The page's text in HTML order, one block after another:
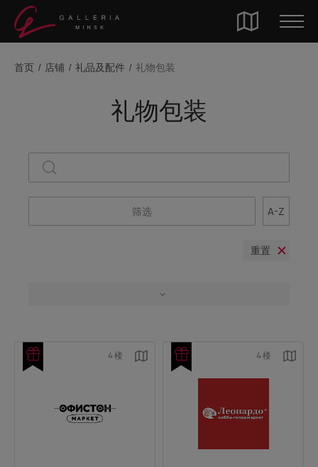
首页 店铺 礼品及配件 礼物包装
礼物包装
筛选 A-Z
重置
4 楼 4 楼